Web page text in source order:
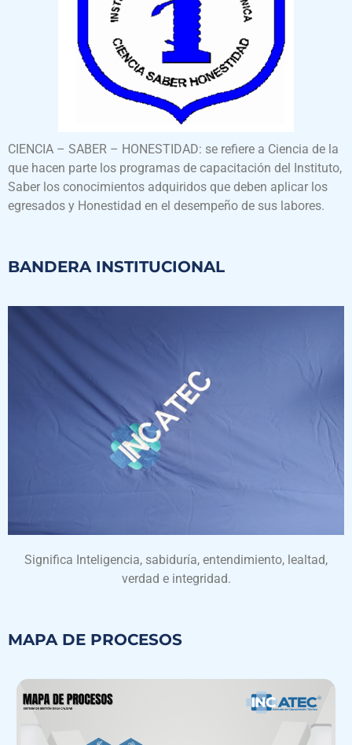
CIENCIA – SABER – HONESTIDAD: se refiere a Ciencia de la
que hacen parte los programas de capacitación del Instituto,
Saber los conocimientos adquiridos que deben aplicar los
egresados y Honestidad en el desempeño de sus labores.
BANDERA INSTITUCIONAL
Significa Inteligencia, sabiduría, entendimiento, lealtad,
verdad e integridad.
MAPA DE PROCESOS